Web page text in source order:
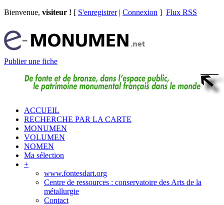
Bienvenue, visiteur ! [ S'enregistrer| Connexion ] Flux RSS
Publier une fiche
ACCUEIL
RECHERCHE PAR LA CARTE
MONUMEN
VOLUMEN
NOMEN
Ma sélection
+
www.fontesdart.org
Centre de ressources : conservatoire des Arts de la
métallurgie
Contact